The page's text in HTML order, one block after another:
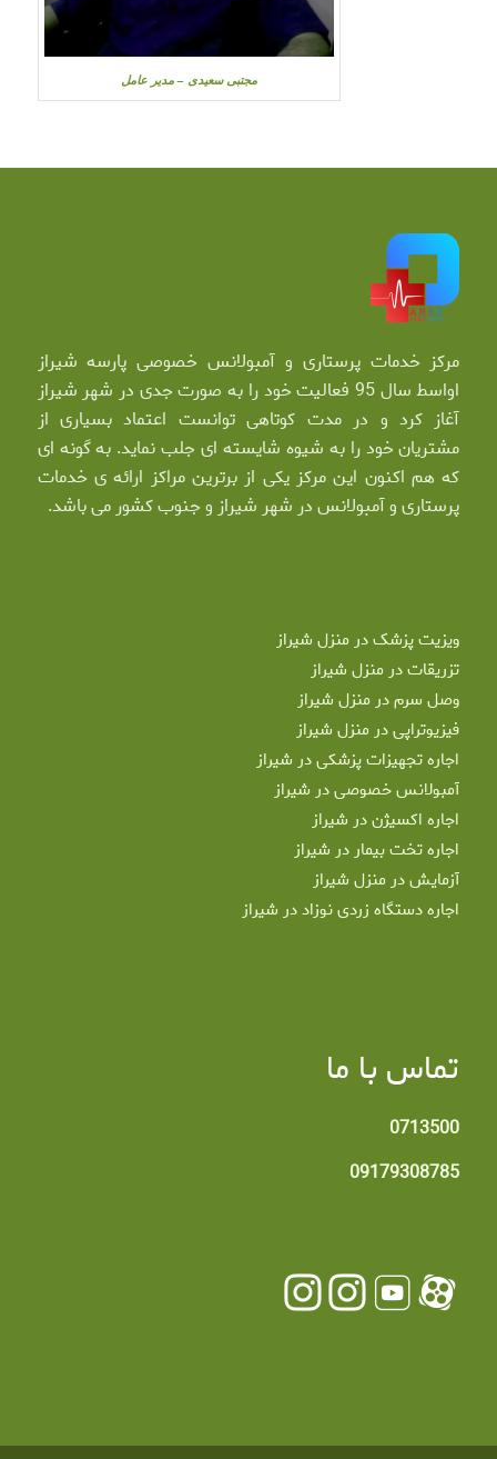
مجتبی سعیدی – مدیر عامل
مرکز خدمات پرستاری و آمبولانس خصوصی پارسه شیراز
اواسط سال 95 فعالیت خود را به صورت جدی در شهر شیراز
آغاز کرد و در مدت کوتاهی توانست اعتماد بسیاری از
مشتریان خود را به شیوه شایسته ای جلب نماید. به گونه ای
که هم اکنون این مرکز یکی از برترین مراکز ارائه ی خدمات
پرستاری و آمبولانس در شهر شیراز و جنوب کشور می باشد.
ویزیت پزشک در منزل شیراز
تزریقات در منزل شیراز
وصل سرم در منزل شیراز
فیزیوتراپی در منزل شیراز
اجاره تجهیزات پزشکی در شیراز
آمبولانس خصوصی در شیراز
اجاره اکسیژن در شیراز
اجاره تخت بیمار در شیراز
آزمایش در منزل شیراز
اجاره دستگاه زردی نوزاد در شیراز
تماس با ما
0713500
09179308785